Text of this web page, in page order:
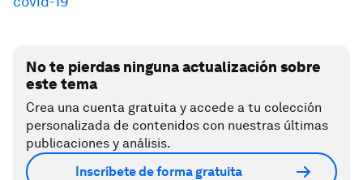
No te pierdas ninguna actualización sobre
este tema
Crea una cuenta gratuita y accede a tu colección
personalizada de contenidos con nuestras últimas
publicaciones y análisis.
Inscríbete de forma gratuita